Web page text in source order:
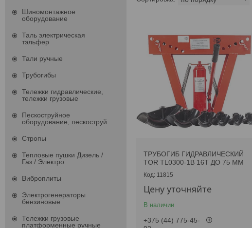
ТРУБОГИБ ГИДРАВЛИЧЕСКИЙ
TOR TL0300-1B 16T ДО 75 ММ
11815
Цену уточняйте
В наличии
+375 (44) 775-45-
Шиномонтажное
оборудование
Таль электрическая
тэльфер
Тали ручные
Трубогибы
Тележки гидравлические,
тележки грузовые
Пескоструйное
оборудование, пескоструй
Стропы
Тепловые пушки Дизель /
Газ / Электро
Виброплиты
Электрогенераторы
бензиновые
Тележки грузовые
платформенные ручные